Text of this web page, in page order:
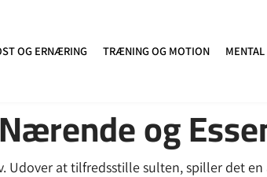
OG ERNÆRING TRÆNING OG MOTION
og
Udover at tilfredsstille sulten, spiller det